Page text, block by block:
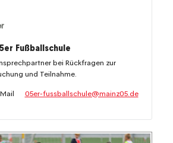
Fußballschule
bei Rückfragen zur
und Teilnahme.
05er-fussballschule@mainz05.de